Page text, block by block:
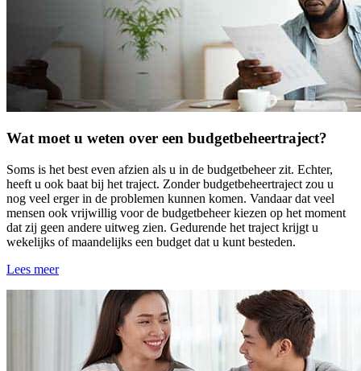
Wat moet u weten over een budgetbeheertraject?
Soms is het best even afzien als u in de budgetbeheer zit. Echter,
heeft u ook baat bij het traject. Zonder budgetbeheertraject zou u
nog veel erger in de problemen kunnen komen. Vandaar dat veel
mensen ook vrijwillig voor de budgetbeheer kiezen op het moment
dat zij geen andere uitweg zien. Gedurende het traject krijgt u
wekelijks of maandelijks een budget dat u kunt besteden.
Lees meer